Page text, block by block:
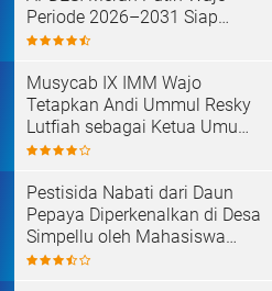
Periode 2026–2031 Siap
Kawal Kemajuan Desa dan
Musycab IX IMM Wajo
Tetapkan Andi Ummul Resky
Lutfiah sebagai Ketua Umum
Terpilih
Pestisida Nabati dari Daun
Pepaya Diperkenalkan di Desa
Simpellu oleh Mahasiswa
KKN-T Unhas Gel-116